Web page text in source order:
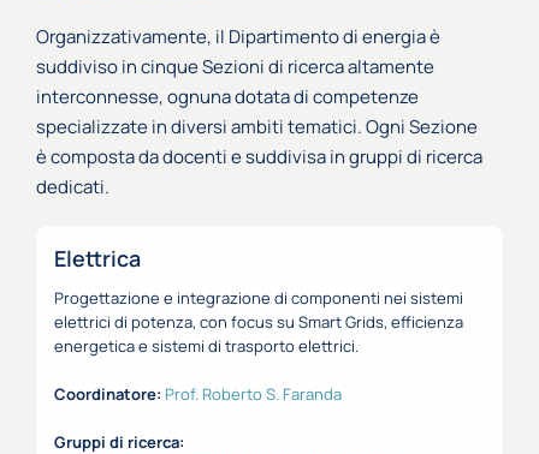
Organizzativamente, il Dipartimento di energia è
suddiviso in cinque Sezioni di ricerca altamente
interconnesse, ognuna dotata di competenze
specializzate in diversi ambiti tematici. Ogni Sezione
è composta da docenti e suddivisa in gruppi di ricerca
dedicati.
Elettrica
Progettazione e integrazione di componenti nei sistemi
elettrici di potenza, con focus su Smart Grids, efficienza
energetica e sistemi di trasporto elettrici.
Coordinatore: Prof. Roberto S. Faranda
Gruppi di ricerca: